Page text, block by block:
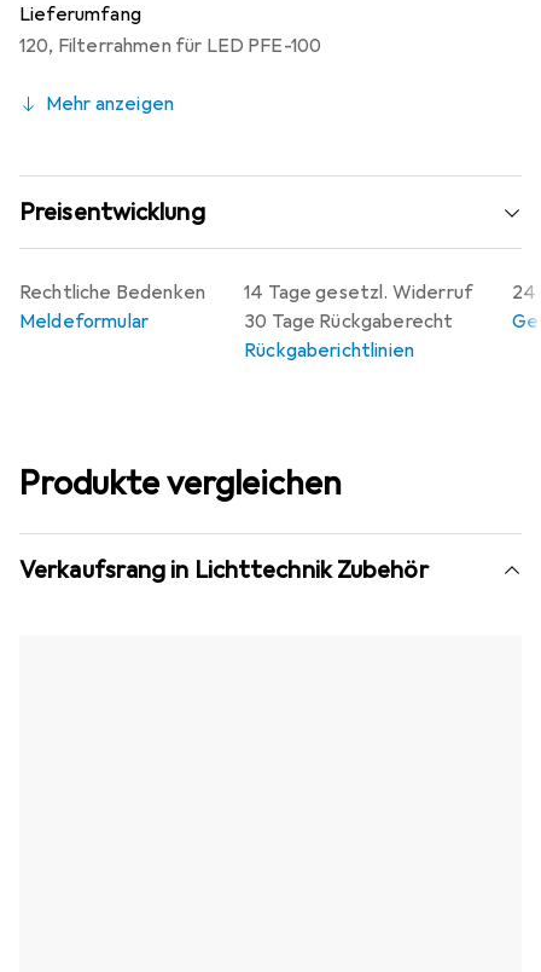
Lieferumfang
120, Filterrahmen für LED PFE-100
Mehr anzeigen
Preisentwicklung
14 Tage gesetzl. Widerruf
30 Tage Rückgaberecht
Rückgaberichtlinien
24
Rechtliche Bedenken
Meldeformular
Produkte vergleichen
Verkaufsrang in Lichttechnik Zubehör